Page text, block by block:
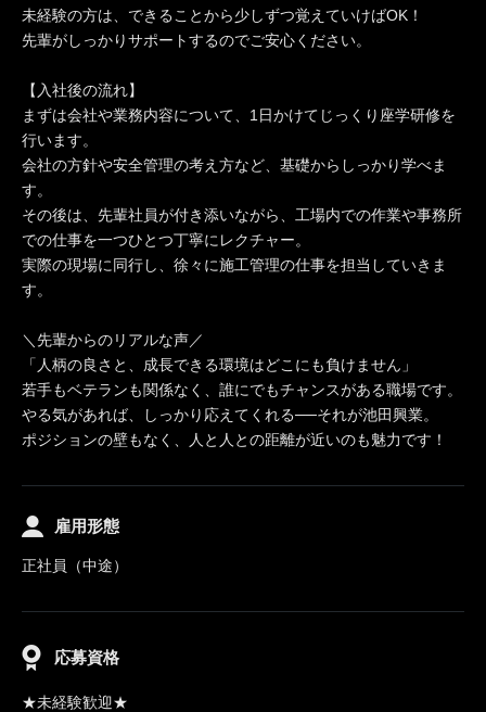
未経験の方は、できることから少しずつ覚えていけばOK！
先輩がしっかりサポートするのでご安心ください。
【入社後の流れ】
まずは会社や業務内容について、1日かけてじっくり座学研修を
行います。
会社の方針や安全管理の考え方など、基礎からしっかり学べま
す。
その後は、先輩社員が付き添いながら、工場内での作業や事務所
での仕事を一つひとつ丁寧にレクチャー。
実際の現場に同行し、徐々に施工管理の仕事を担当していきま
す。
＼先輩からのリアルな声／
「人柄の良さと、成長できる環境はどこにも負けません」
若手もベテランも関係なく、誰にでもチャンスがある職場です。
やる気があれば、しっかり応えてくれる──それが池田興業。
ポジションの壁もなく、人と人との距離が近いのも魅力です！
雇用形態
正社員（中途）
応募資格
★未経験歓迎★